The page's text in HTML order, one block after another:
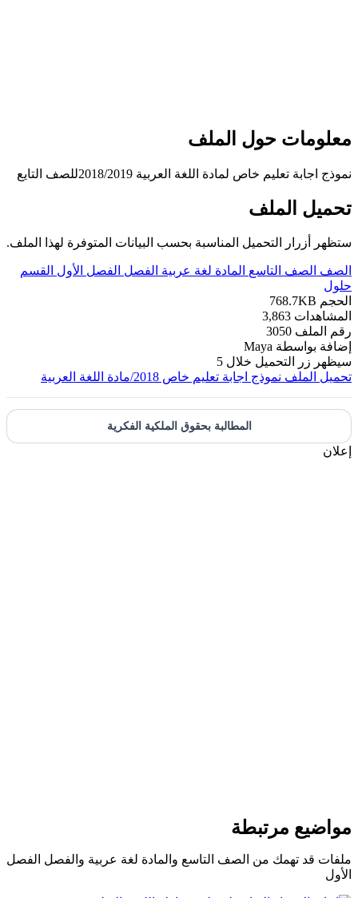
حول الملف
اجابة تعليم خاص لمادة اللغة العربية 2018/2019للصف التايع
الملف
أزرار التحميل المناسبة بحسب البيانات المتوفرة لهذا الملف.
الصف التاسع المادة لغة عربية الفصل الفصل الأول القسم
768.7KB
3,863
الملف 3050
بواسطة Maya
زر التحميل خلال 5
الملف نموذج اجابة تعليم خاص 2018/مادة اللغة العربية
المطالبة بحقوق الملكية الفكرية
مرتبطة
قد تهمك من الصف التاسع والمادة لغة عربية والفصل الفصل